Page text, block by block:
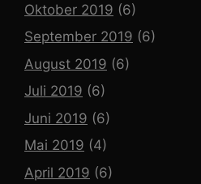
Oktober 2019 (6)
September 2019 (6)
August 2019 (6)
Juli 2019 (6)
Juni 2019 (6)
Mai 2019 (4)
April 2019 (6)